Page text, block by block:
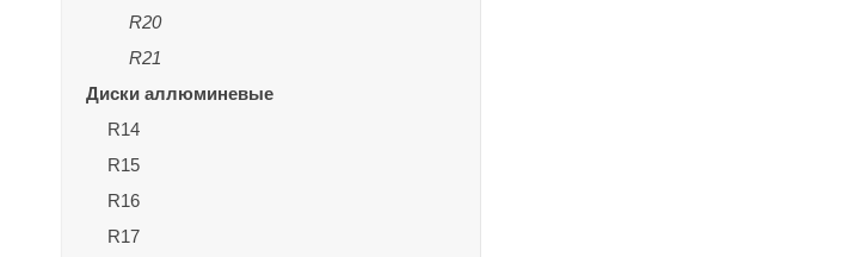
R20
R21
Диски аллюминевые
R14
R15
R16
R17